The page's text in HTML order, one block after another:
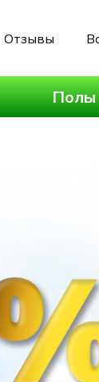
Отзывы
Полы